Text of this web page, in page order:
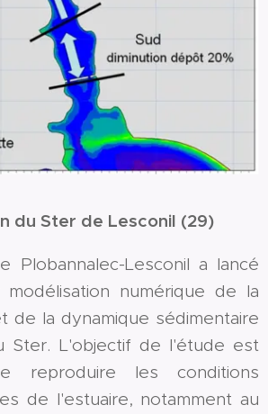
du Ster de Lesconil (29)
Plobannalec-Lesconil a lancé
numérique de la
de la dynamique sédimentaire
Ster. L'objectif de l'étude est
reproduire les conditions
de l'estuaire, notamment au